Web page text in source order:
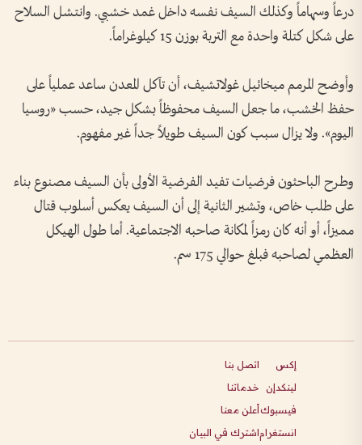
درعاً وسهاماً وكذلك السيف نفسه داخل غمد خشبي. وانتشل السلاح
على شكل كتلة واحدة مع التربة بوزن 15 كيلوغراماً.
وأوضح المرمم ميخائيل غولاتشيف، أن تآكل المعدن ساعد عملياً على
حفظ الخشب، ما جعل السيف محفوظاً بشكل جيد، حسب «روسيا
اليوم». ولا يزال سبب كون السيف طويلاً جداً غير مفهوم.
وطرح الباحثون فرضيات تفيد الفرضية الأولى بأن السيف مصنوع بناء
على طلب خاص، وتشير الثانية إلى أن السيف يعكس أسلوب قتال
مميزاً، أو أنه كان رمزاً لمكانة صاحبه الاجتماعية. أما طول الهيكل
العظمي لصاحبه فبلغ حوالي 175 سم.
إكس
لينكدإن
فيسبوك
انستغرام
اتصل بنا
خدماتنا
أعلن معنا
اشترك في البيان